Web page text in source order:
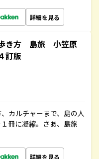
詳細を見る
き方 島旅 小笠原
訂版
カルチャーまで、島の人
冊に凝縮。さあ、島旅
詳細を見る